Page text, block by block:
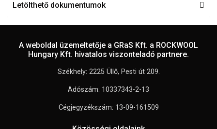
Letölthető dokumentumok
A weboldal üzemeltetője a GRaS Kft. a ROCKWOOL
Hungary Kft. hivatalos viszonteladó partnere.
Székhely: 2225 Üllő, Pesti út 209.
Adószám: 10337343-2-13
Cégjegyzékszám: 13-09-161509